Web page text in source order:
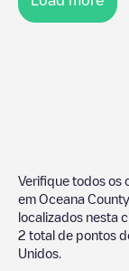
Verifique todos os
em Oceana County
localizados nesta
2 total de pontos
Unidos